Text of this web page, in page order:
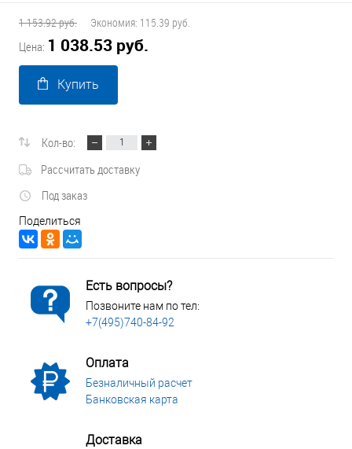
1 153.92 руб. Экономия: 115.39 руб.
Цена: 1 038.53 руб.
Купить
Кол-во:
Рассчитать доставку
Под заказ
Поделиться
Есть вопросы?
Позвоните нам по тел:
+7(495)740-84-92
Оплата
Безналичный расчет
Банковская карта
Доставка